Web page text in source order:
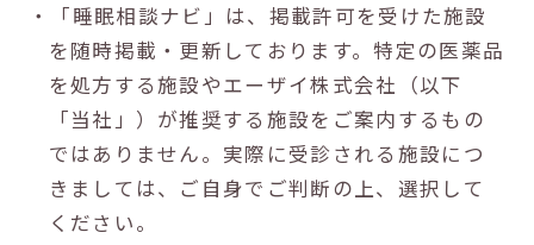
・「睡眠相談ナビ」は、掲載許可を受けた施設
を随時掲載・更新しております。特定の医薬品
を処方する施設やエーザイ株式会社（以下
「当社」）が推奨する施設をご案内するもの
ではありません。実際に受診される施設につ
きましては、ご自身でご判断の上、選択して
ください。